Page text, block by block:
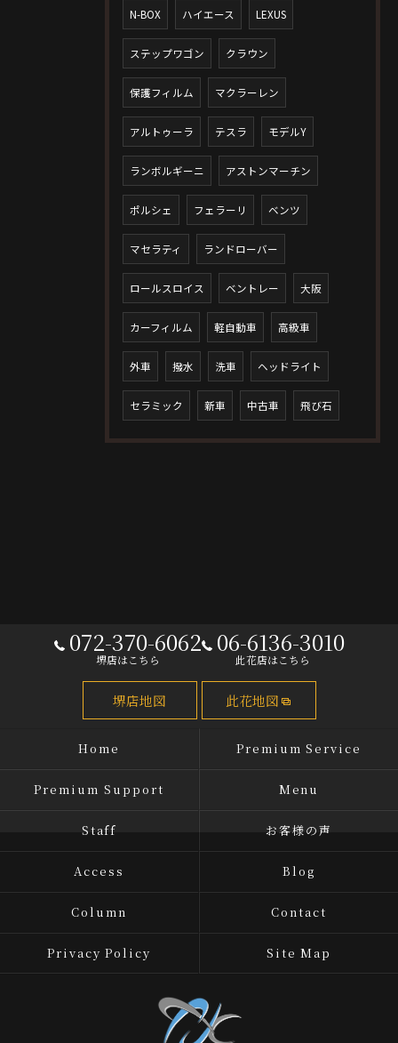
N-BOX ハイエース LEXUS
ステップワゴン クラウン
保護フィルム マクラーレン
アルトゥーラ テスラ モデルY
ランボルギーニ アストンマーチン
ポルシェ フェラーリ ベンツ
マセラティ ランドローバー
ロールスロイス ベントレー 大阪
カーフィルム 軽自動車 高級車
外車 撥水 洗車 ヘッドライト
セラミック 新車 中古車 飛び石
072-370-6062
堺店はこちら
06-6136-3010
此花店はこちら
堺店地図 此花地図
Home Premium Service
Premium Support Menu
Staff お客様の声
Access Blog
Column Contact
Privacy Policy Site Map